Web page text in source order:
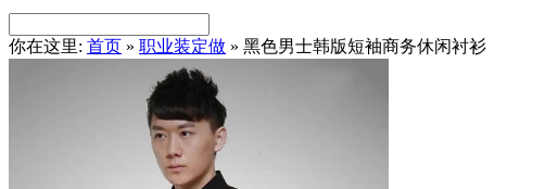
你在这里: 首页 » 职业装定做 » 黑色男士韩版短袖商务休闲衬衫